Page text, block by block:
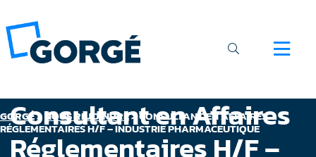
GORGÉ>NOUS REJOINDRE>CONSULTANT EN AFFAIRES
RÉGLEMENTAIRES H/F – INDUSTRIE PHARMACEUTIQUE
Consultant en Affaires
Réglementaires H/F –